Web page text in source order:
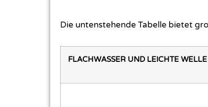
Die untenstehende Tabelle bietet
FLACHWASSER UND LEICHTE WELLE